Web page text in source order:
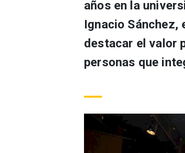
años en la
Ignacio Sánchez,
destacar el valor
personas que